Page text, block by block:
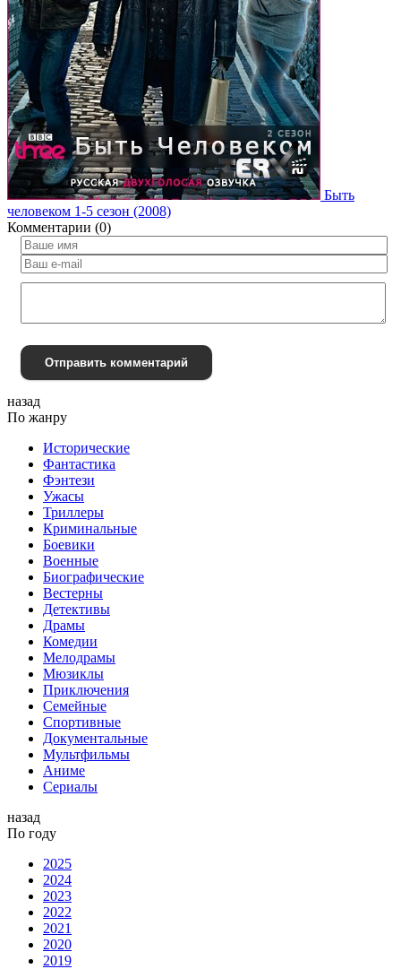
Быть
человеком 1-5 сезон (2008)
Комментарии (0)
Отправить комментарий
назад
По жанру
Исторические
Фантастика
Фэнтези
Ужасы
Триллеры
Криминальные
Боевики
Военные
Биографические
Вестерны
Детективы
Драмы
Комедии
Мелодрамы
Мюзиклы
Приключения
Семейные
Спортивные
Документальные
Мультфильмы
Аниме
Сериалы
назад
По году
2025
2024
2023
2022
2021
2020
2019